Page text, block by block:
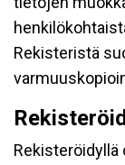
Rekisteristä
Rekisteröidyllä